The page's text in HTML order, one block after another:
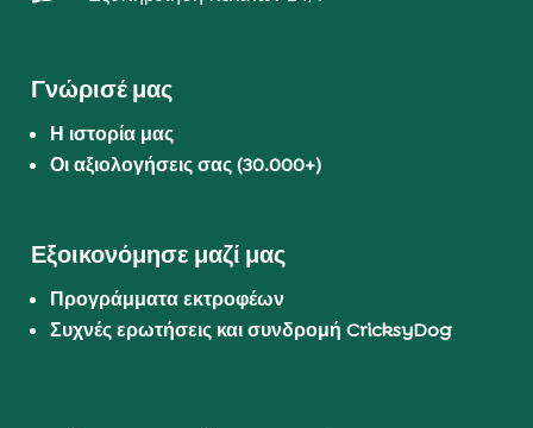
Γνώρισέ μας
Η ιστορία μας
Οι αξιολογήσεις σας (30.000+)
Εξοικονόμησε μαζί μας
Προγράμματα εκτροφέων
Συχνές ερωτήσεις και συνδρομή CricksyDog